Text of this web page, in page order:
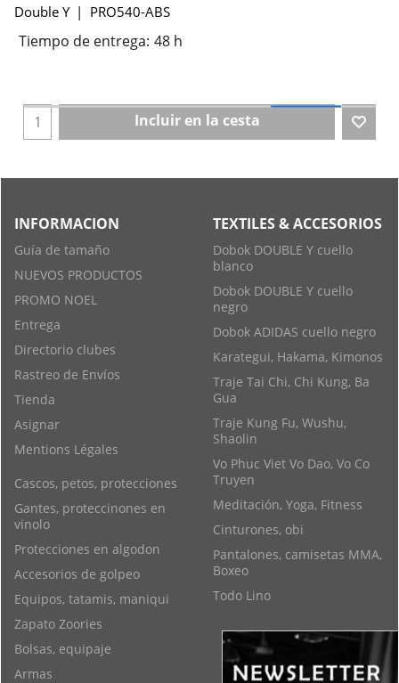
Double Y PRO540-ABS
Tiempo de entrega: 48 h
Incluir en la cesta
INFORMACION
Guía de tamaño
NUEVOS PRODUCTOS
PROMO NOEL
Entrega
Directorio clubes
Rastreo de Envíos
Tienda
Asignar
Mentions Légales
TEXTILES & ACCESORIOS
Dobok DOUBLE Y cuello
blanco
Dobok DOUBLE Y cuello
negro
Dobok ADIDAS cuello negro
Karategui, Hakama, Kimonos
Traje Tai Chi, Chi Kung, Ba
Gua
Traje Kung Fu, Wushu,
Shaolin
Vo Phuc Viet Vo Dao, Vo Co
Truyen
Meditación, Yoga, Fitness
Cinturones, obi
Pantalones, camisetas MMA,
Boxeo
Todo Lino
Cascos, petos, protecciones
Gantes, proteccinones en
vinolo
Protecciones en algodon
Accesorios de golpeo
Equipos, tatamis, maniqui
Zapato Zoories
Bolsas, equipaje
Armas